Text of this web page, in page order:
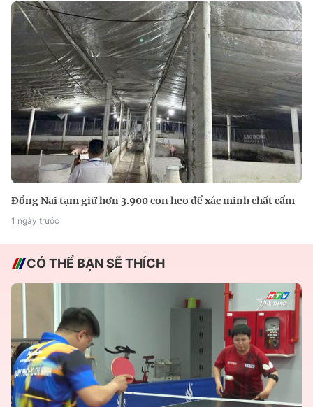
Đồng Nai tạm giữ hơn 3.900 con heo để xác minh chất cấm
1 ngày trước
CÓ THỂ BẠN SẼ THÍCH